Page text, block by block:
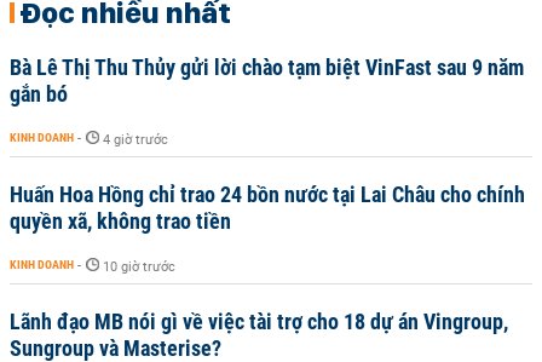
Đọc nhiều nhất
Bà Lê Thị Thu Thủy gửi lời chào tạm biệt VinFast sau 9 năm
gắn bó
KINH DOANH - 4 giờ trước
Huấn Hoa Hồng chỉ trao 24 bồn nước tại Lai Châu cho chính
quyền xã, không trao tiền
KINH DOANH - 10 giờ trước
Lãnh đạo MB nói gì về việc tài trợ cho 18 dự án Vingroup,
Sungroup và Masterise?